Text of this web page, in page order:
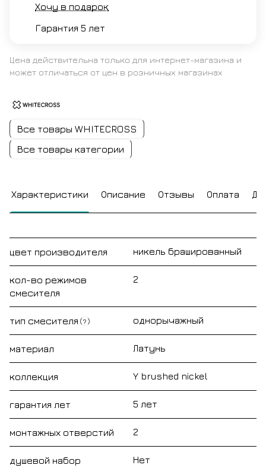
Хочу в подарок
Гарантия 5 лет
Цена действительна только для интернет-магазина и
может отличаться от цен в розничных магазинах
Все товары WHITECROSS
Все товары категории
Характеристики Описание Отзывы Оплата
цвет производителя никель брашированный
кол-во режимов
смесителя
2
тип смесителя ? однорычажный
материал Латунь
коллекция Y brushed nickel
гарантия лет 5 лет
монтажных отверстий 2
душевой набор Нет